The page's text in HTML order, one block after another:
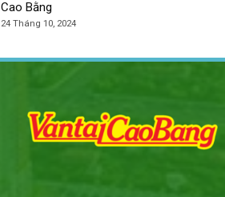
Cao Bằng
24 Tháng 10, 2024